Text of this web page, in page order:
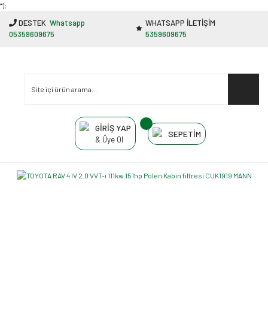
"');
DESTEK Whatsapp
05359609675
WHATSAPP İLETİŞİM
5359609675
GİRİŞ YAP
& Üye Ol
SEPETİM